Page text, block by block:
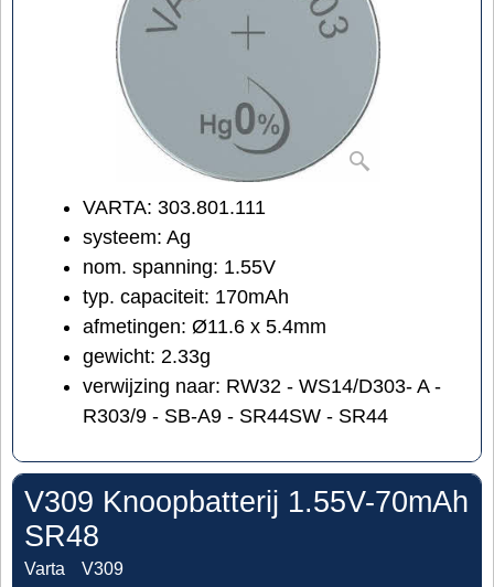
VARTA: 303.801.111
systeem: Ag
nom. spanning: 1.55V
typ. capaciteit: 170mAh
afmetingen: Ø11.6 x 5.4mm
gewicht: 2.33g
verwijzing naar: RW32 - WS14/D303- A -
R303/9 - SB-A9 - SR44SW - SR44
V309 Knoopbatterij 1.55V-70mAh
SR48
Varta V309